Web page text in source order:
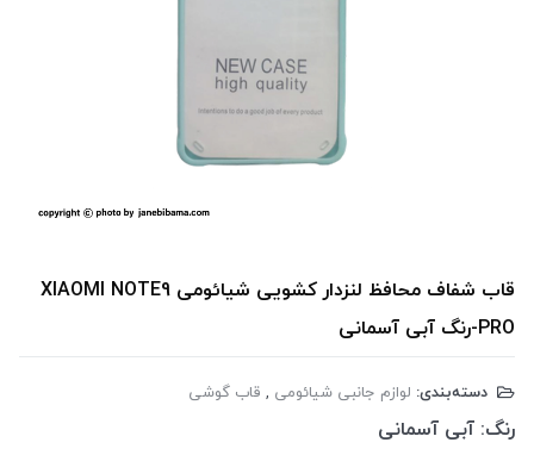
قاب شفاف محافظ لنزدار کشویی شیائومی XIAOMI NOTE9
PRO-رنگ آبی آسمانی
دسته‌بندی: لوازم جانبی شیائومی , قاب گوشی
رنگ: آبی آسمانی